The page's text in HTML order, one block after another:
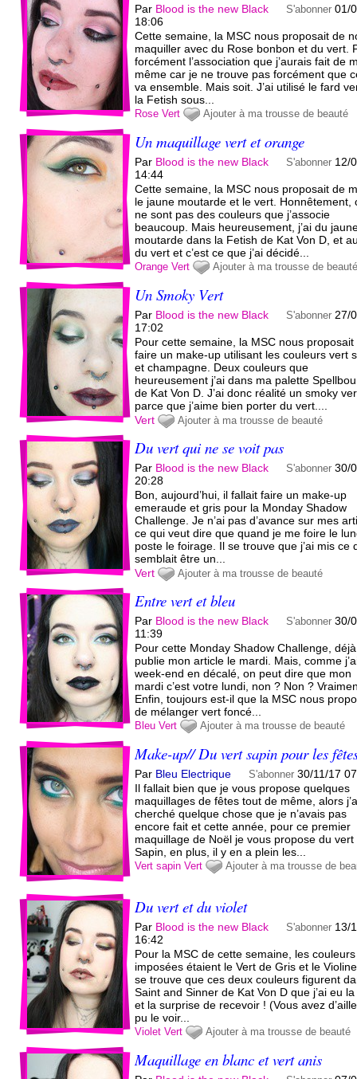
Par Blood is the new Black S'abonner 01/
18:06
Cette semaine, la MSC nous proposait de
maquiller avec du Rose bonbon et du vert.
forcément l’association que j’aurais fait de
même car je ne trouve pas forcément que
va ensemble. Mais soit. J’ai utilisé le fard
la Fetish sous...
Rose Vert Ajouter à ma trousse de beauté
Un maquillage vert et orange
Par Blood is the new Black S'abonner 12/
14:44
Cette semaine, la MSC nous proposait de
le jaune moutarde et le vert. Honnêtement,
ne sont pas des couleurs que j’associe
beaucoup. Mais heureusement, j’ai du
moutarde dans la Fetish de Kat Von D, et
du vert et c’est ce que j’ai décidé...
Orange Vert Ajouter à ma trousse de
Un Smoky Vert
Par Blood is the new Black S'abonner 27/
17:02
Pour cette semaine, la MSC nous proposait
faire un make-up utilisant les couleurs vert
et champagne. Deux couleurs que
heureusement j’ai dans ma palette
de Kat Von D. J’ai donc réalité un smoky
parce que j’aime bien porter du vert....
Vert
Ajouter à ma trousse de beauté
Du vert qui ne se voit pas
Par Blood is the new Black S'abonner 30/
20:28
Bon, aujourd’hui, il fallait faire un make-up
emeraude et gris pour la Monday Shadow
Challenge. Je n’ai pas d’avance sur mes
ce qui veut dire que quand je me foire le
poste le foirage. Il se trouve que j’ai mis ce
semblait être un...
Vert
Ajouter à ma trousse de beauté
Entre vert et bleu
Par Blood is the new Black S'abonner 30/
11:39
Pour cette Monday Shadow Challenge,
publie mon article le mardi. Mais, comme
week-end en décalé, on peut dire que mon
mardi c’est votre lundi, non ? Non ?
Enfin, toujours est-il que la MSC nous
de mélanger vert foncé...
Bleu Vert Ajouter à ma trousse de beauté
Make-up// Du vert sapin pour les
Par Bleu Electrique S'abonner 30/11/17
Il fallait bien que je vous propose quelques
maquillages de fêtes tout de même, alors
cherché quelque chose que je n’avais pas
encore fait et cette année, pour ce premier
maquillage de Noël je vous propose du vert
Sapin, en plus, il y en a plein les...
Vert sapin Vert Ajouter à ma trousse de
Du vert et du violet
Par Blood is the new Black S'abonner 13/
16:42
Pour la MSC de cette semaine, les couleurs
imposées étaient le Vert de Gris et le
se trouve que ces deux couleurs figurent
Saint and Sinner de Kat Von D que j’ai eu
et la surprise de recevoir ! (Vous avez
pu le voir...
Violet Vert Ajouter à ma trousse de beauté
Maquillage en blanc et vert anis